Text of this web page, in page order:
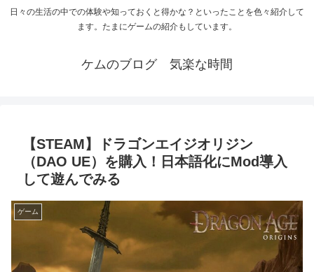
日々の生活の中での体験や知っておくと得かな？といったことを色々紹介して
ます。たまにゲームの紹介もしています。
ケムのブログ 気楽な時間
【STEAM】ドラゴンエイジオリジン
（DAO UE）を購入！日本語化にMod導入
して遊んでみる
ゲーム